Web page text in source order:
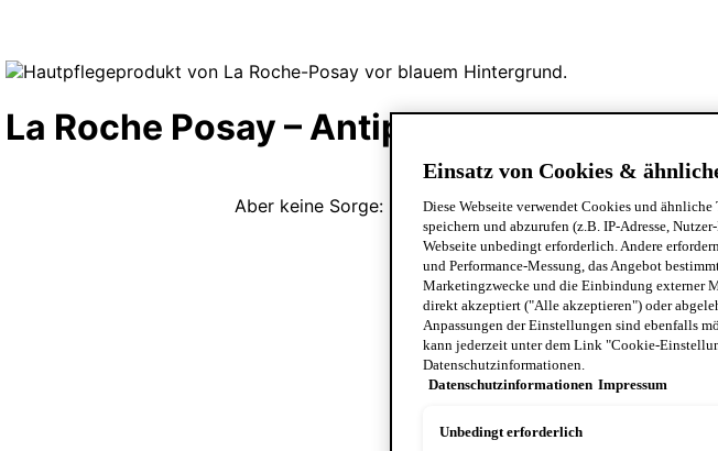
Einsatz von Cookies &
Diese Webseite verwendet Cookies und
speichern und abzurufen (z.B. IP-Adresse,
Webseite unbedingt erforderlich. Andere
und Performance-Messung, das Angebot
Marketingzwecke und die Einbindung externer
direkt akzeptiert ("Alle akzeptieren") oder
Anpassungen der Einstellungen sind ebenfalls
kann jederzeit unter dem Link "Cookie-
Datenschutzinformationen.
Datenschutzinformationen Impressum
Unbedingt erforderlich